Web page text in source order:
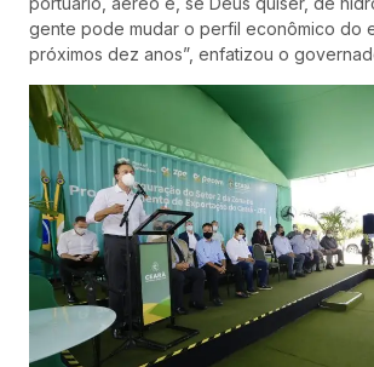
gente pode mudar o perfil econômico do
próximos dez anos”, enfatizou o